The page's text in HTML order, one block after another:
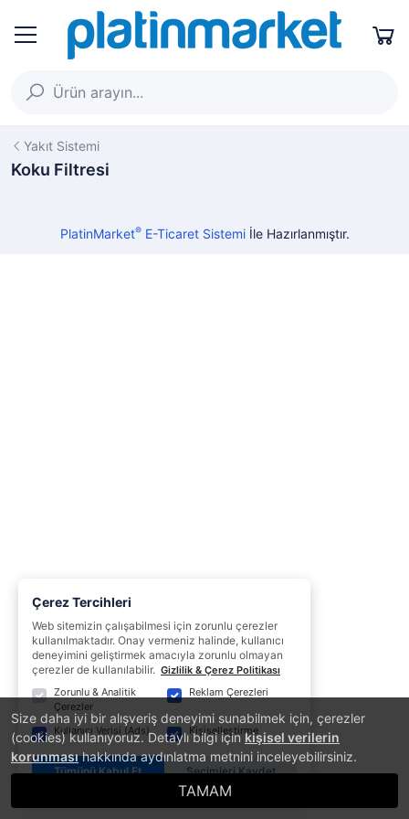
Size daha iyi bir alışveriş deneyimi sunabilmek için, çerezler
(cookies) kullanıyoruz. Detaylı bilgi içinkişisel verilerin
korunmasıhakkında aydınlatma metnini inceleyebilirsiniz.
TAMAM
Yakıt Sistemi
Koku Filtresi
PlatinMarket®E-Ticaret Sistemiİle Hazırlanmıştır.
Çerez Tercihleri
Web sitemizin çalışabilmesi için zorunlu çerezler
kullanılmaktadır. Onay vermeniz halinde, kullanıcı
deneyimini geliştirmek amacıyla zorunlu olmayan
çerezler de kullanılabilir. Gizlilik & Çerez Politikası
Zorunlu & Analitik
Çerezler
Reklam Çerezleri
Kullanıcı Verisi (Ads) Kişiselleştirme
Tümünü Kabul Et Seçimleri Kaydet